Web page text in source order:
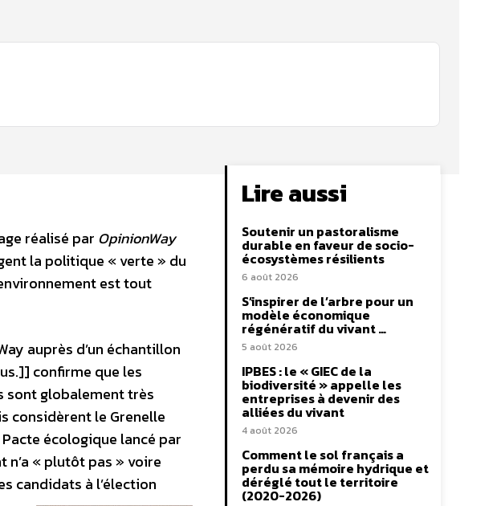
réalisé par OpinionWay
la politique « verte » du
est tout
auprès d’un échantillon
confirme que les
sont globalement très
considèrent le Grenelle
écologique lancé par
n’a « plutôt pas » voire
candidats à l’élection
Lire aussi
Soutenir un pastoralisme
durable en faveur de socio-
écosystèmes résilients
6 août 2026
S’inspirer de l’arbre pour un
modèle économique
régénératif du vivant …
5 août 2026
IPBES : le « GIEC de la
biodiversité » appelle les
entreprises à devenir des
alliées du vivant
4 août 2026
Comment le sol français a
perdu sa mémoire hydrique et
déréglé tout le territoire
(2020-2026)